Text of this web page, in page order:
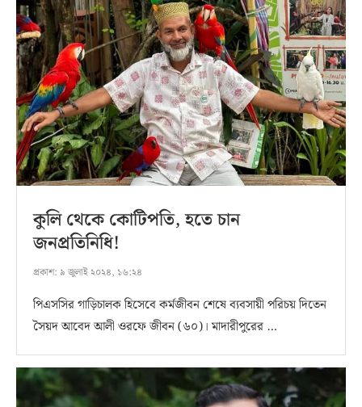
কুলি থেকে কোটিপতি, হতে চান
জনপ্রতিনিধি!
প্রকাশ: ৯ জুলাই ২০২৪, ১৬:২৪
পিএসসির গাড়িচালক হিসেবে কর্মজীবন শেষে ব্যবসায়ী পরিচয় দিতেন
সৈয়দ আবেদ আলী ওরফে জীবন (৬০)। মাদারীপুরের …